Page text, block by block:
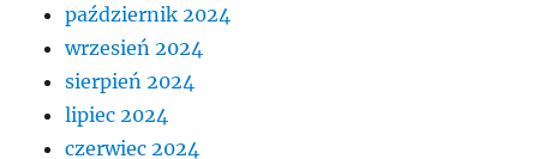
październik 2024
wrzesień 2024
sierpień 2024
lipiec 2024
czerwiec 2024